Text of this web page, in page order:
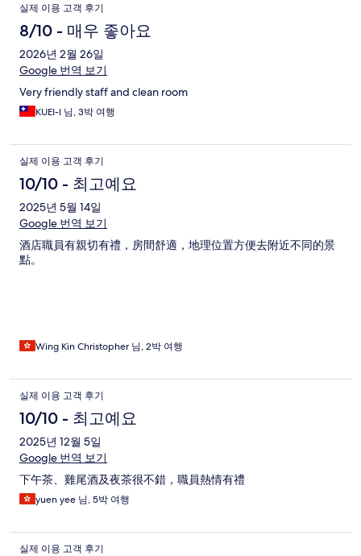
실제 이용 고객 후기
8/10 - 매우 좋아요
2026년 2월 26일
Google 번역 보기
Very friendly staff and clean room
KUEI-I 님, 3박 여행
실제 이용 고객 후기
10/10 - 최고예요
2025년 5월 14일
Google 번역 보기
酒店職員有親切有禮，房間舒適，地理位置方便去附近不同的景
點。
Wing Kin Christopher 님, 2박 여행
실제 이용 고객 후기
10/10 - 최고예요
2025년 12월 5일
Google 번역 보기
下午茶、雞尾酒及夜茶很不錯，職員熱情有禮
yuen yee 님, 5박 여행
실제 이용 고객 후기